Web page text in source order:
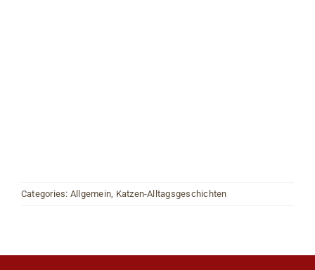
Categories: Allgemein, Katzen-Alltagsgeschichten